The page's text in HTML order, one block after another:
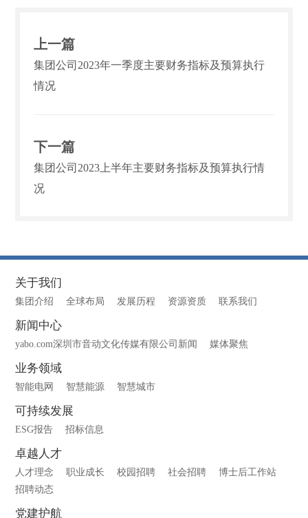
上一篇
集团公司2023年一季度主要财务指标及预算执行
情况
下一篇
集团公司2023上半年主要财务指标及预算执行情
况
关于我们
集团介绍 全球布局 发展历程 资源资质 联系我们
新闻中心
yabo.com深圳市音动文化传媒有限公司新闻 媒体聚焦
业务领域
智能电网 智慧能源 智慧城市
可持续发展
ESG报告 招标信息
卓越人才
人才理念 职业成长 校园招聘 社会招聘
博士后工作站
招聘动态
党建护航